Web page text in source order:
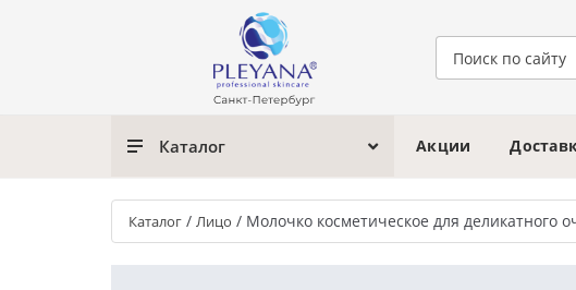
Каталог Акции
Каталог / Лицо / Молочко косметическое для деликатного